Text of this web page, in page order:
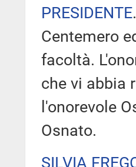
PRESIDENTE
Centemero
facoltà.
che vi abbia
l'onorevole
Osnato.
SILVIA